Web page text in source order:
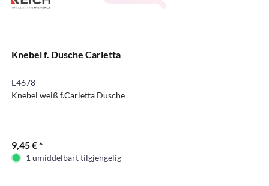
Knebel f. Dusche Carletta
E4678
Knebel weiß f.Carletta Dusche
9,45 € *
1 umiddelbart tilgjengelig